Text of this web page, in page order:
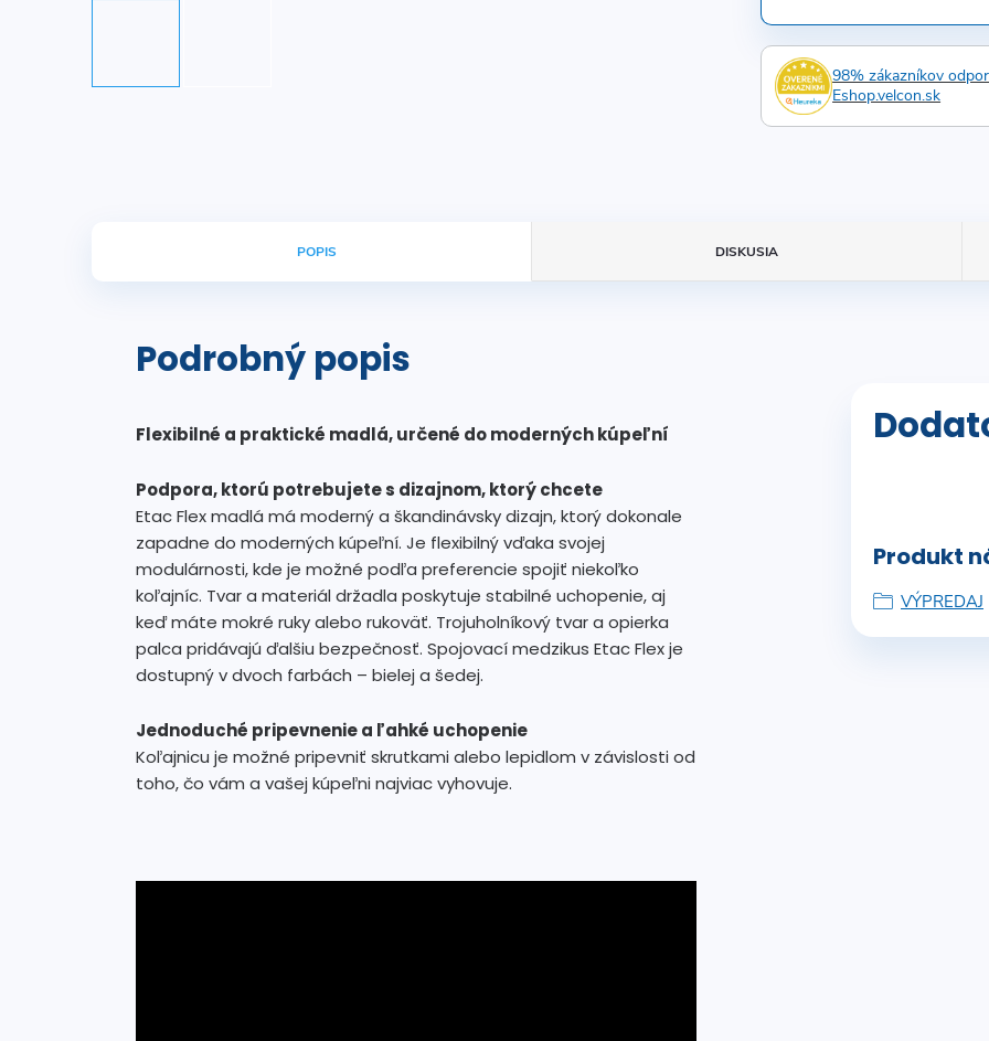
cena:
98% zákazníkov
Eshop.velcon.sk
POPIS DISKUSIA
Podrobný popis
Flexibilné a praktické madlá, určené do moderných kúpeľní
Podpora, ktorú potrebujete s dizajnom, ktorý chcete
Etac Flex madlá má moderný a škandinávsky dizajn, ktorý dokonale
zapadne do moderných kúpeľní. Je flexibilný vďaka svojej
modulárnosti, kde je možné podľa preferencie spojiť niekoľko
koľajníc. Tvar a materiál držadla poskytuje stabilné uchopenie, aj
keď máte mokré ruky alebo rukoväť. Trojuholníkový tvar a opierka
palca pridávajú ďalšiu bezpečnosť. Spojovací medzikus Etac Flex je
dostupný v dvoch farbách – bielej a šedej.
Jednoduché pripevnenie a ľahké uchopenie
Koľajnicu je možné pripevniť skrutkami alebo lepidlom v závislosti od
toho, čo vám a vašej kúpeľni najviac vyhovuje.
Produkt
VÝPREDAJ